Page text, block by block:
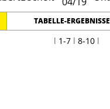
TABELLE-ERGEBNISSE
l 1-7 l 8-10 l